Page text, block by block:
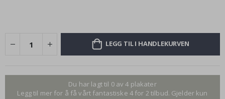
LEGG TIL I HANDLEKURVEN
Du har lagt til 0 av 4 plakater
Legg til mer for å få vårt fantastiske 4 for 2 tilbud. Gjelder kun